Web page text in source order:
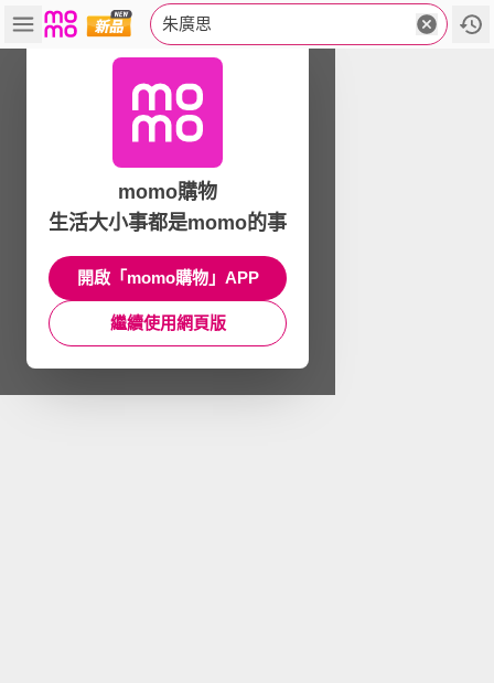
朱廣思
momo購物
生活大小事都是momo的事
開啟「momo購物」APP
繼續使用網頁版